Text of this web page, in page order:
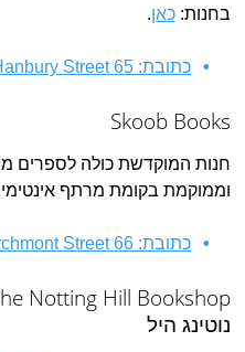
בחנות:כאן.
כתובת: 65 Hanbury Street
Skoob Books
וממוקמת בקומת מרתף
כתובת: 66 The Brunswick, Marchmont Street
נוטינג היל